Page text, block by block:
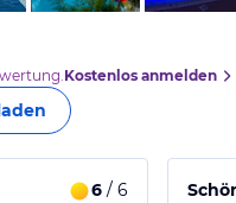
Kostenlos anmelden
6 / 6